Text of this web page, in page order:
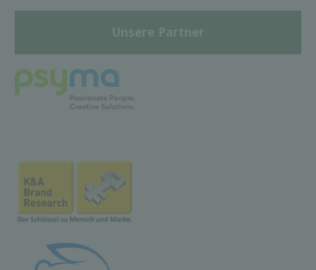
Unsere Partner